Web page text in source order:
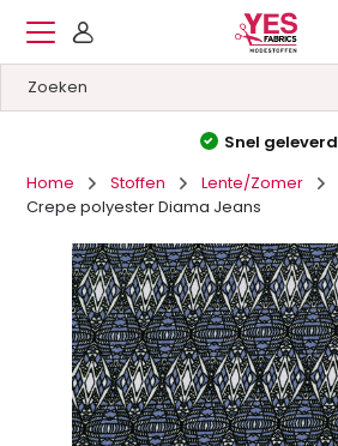
Snel geleverd
Home
Stoffen
Lente/Zomer
Crepe polyester Diama Jeans